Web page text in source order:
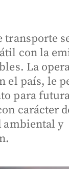
transporte
con la
La
el país, le
para
carácter
ambiental y